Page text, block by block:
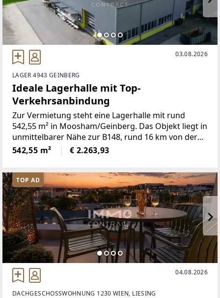
03.08.2026
LAGER 4943 GEINBERG
Ideale Lagerhalle mit Top-
Verkehrsanbindung
Zur Vermietung steht eine Lagerhalle mit rund
542,55 m² in Moosham/Geinberg. Das Objekt liegt in
unmittelbarer Nähe zur B148, rund 16 km von der
Autobahnauffahrt Ort/Innkreis entferntDie Halle
verfügt über * 2 elektrische
542,55 m² € 2.263,93
TOP AD
04.08.2026
DACHGESCHOSSWOHNUNG 1230 WIEN, LIESING